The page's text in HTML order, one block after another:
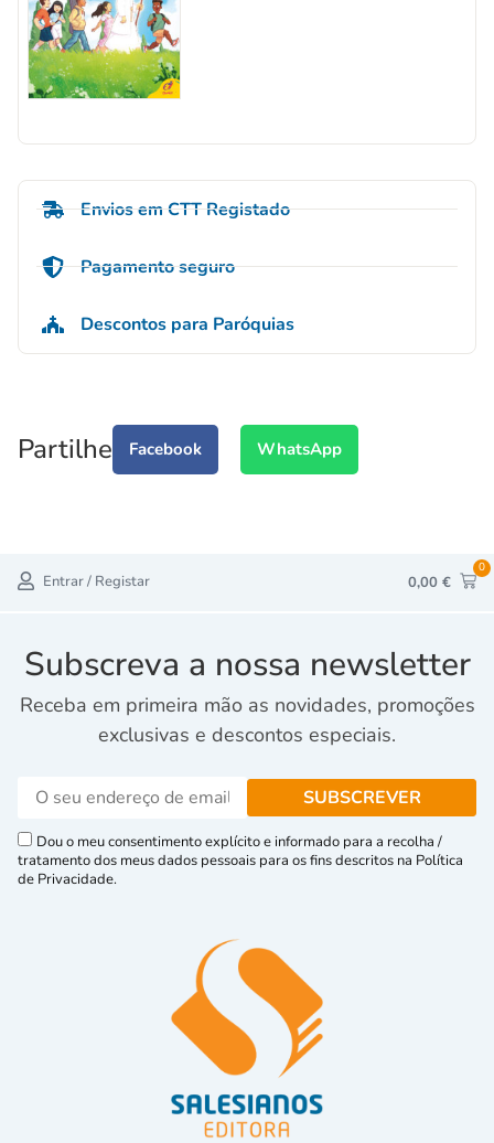
Envios em CTT Registado
Pagamento seguro
Descontos para Paróquias
Partilhe Facebook WhatsApp
Entrar / Registar 0,00 €
0
Subscreva a nossa newsletter
Receba em primeira mão as novidades, promoções
exclusivas e descontos especiais.
Dou o meu consentimento explícito e informado para a recolha /
tratamento dos meus dados pessoais para os fins descritos na Política
de Privacidade.